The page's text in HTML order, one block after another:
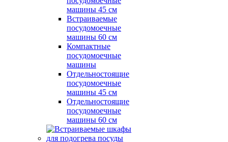
машины 45 см
Встраиваемые
посудомоечные
машины 60 см
Компактные
посудомоечные
машины
Отдельностоящие
посудомоечные
машины 45 см
Отдельностоящие
посудомоечные
машины 60 см